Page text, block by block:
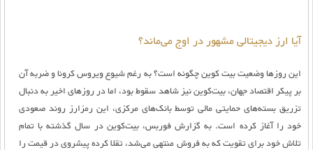
آیا ارز دیجیتالی مشهور در اوج می‌ماند؟
این روزها وضعیت بیت کوین چگونه است؟ به رغم شیوع ویروس کرونا و ضربه آن
بر پیکر اقتصاد جهان، بیت‌کوین نیز شاهد سقوط بود، اما در روزهای اخیر به دنبال
تزریق بسته‌های حمایتی مالی توسط بانک‌های مرکزی، این رمزارز روند صعودی
خود را آغاز کرده است. به گزارش فوربس، بیت‌کوین در سال گذشته با تمام
تلاش خود برای تقویت که به فروش منتهی می‌شد، تقلا کرده پیشروی در قیمت را